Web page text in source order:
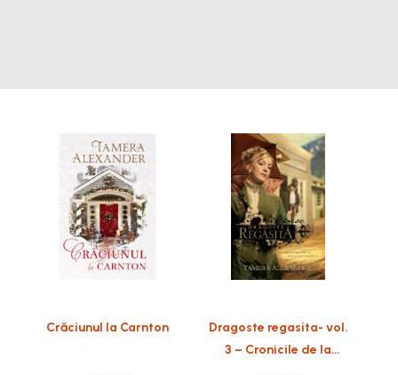
Crăciunul la Carnton
Dragoste regasita- vol.
3 – Cronicile de la